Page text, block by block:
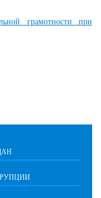
грамотности при